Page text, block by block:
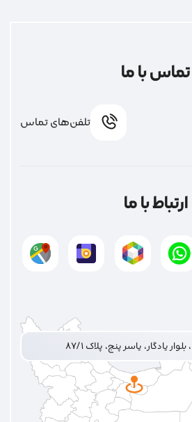
تماس با ما
تلفن‌های تماس
ارتباط با ما
یادگار، یاسر پنج، پلاک ۸۷/۱